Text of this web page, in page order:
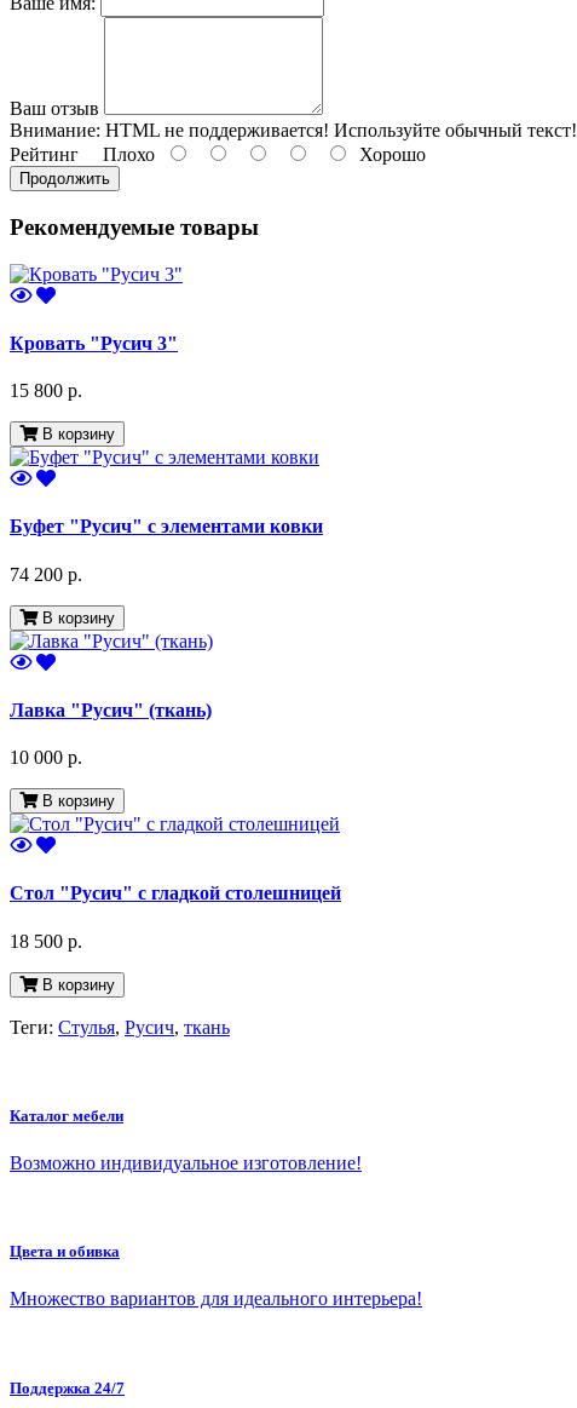
Ваш отзыв
Внимание: HTML не поддерживается! Используйте обычный текст!
Рейтинг Плохо Хорошо
Продолжить
Рекомендуемые товары
Кровать "Русич 3"
15 800 р.
В корзину
Буфет "Русич" с элементами ковки
74 200 р.
В корзину
Лавка "Русич" (ткань)
10 000 р.
В корзину
Стол "Русич" с гладкой столешницей
18 500 р.
В корзину
Теги: Стулья, Русич, ткань
Каталог мебели
Возможно индивидуальное изготовление!
Цвета и обивка
Множество вариантов для идеального интерьера!
Поддержка 24/7